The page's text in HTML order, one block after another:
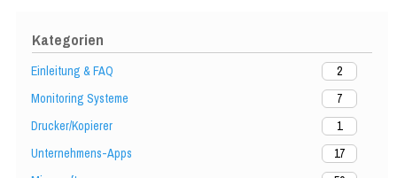
Kategorien
Einleitung & FAQ
2
Monitoring Systeme
7
Drucker/Kopierer
1
Unternehmens-Apps
17